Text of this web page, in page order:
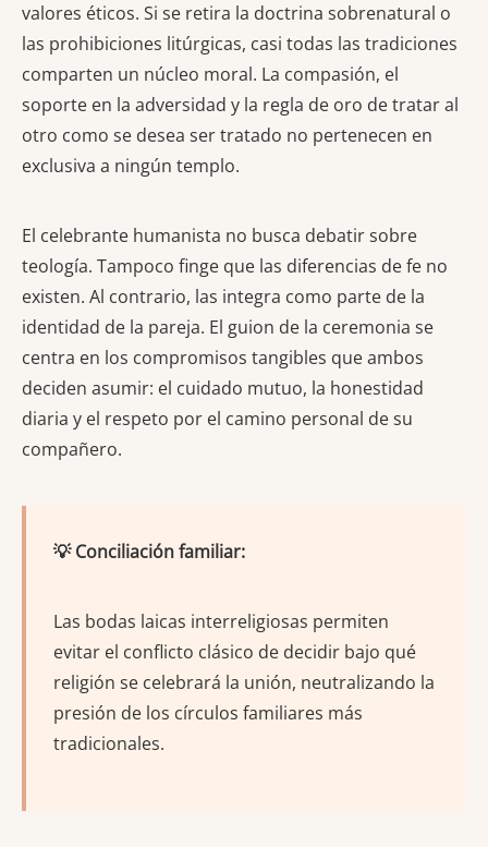
valores éticos. Si se retira la doctrina sobrenatural o
las prohibiciones litúrgicas, casi todas las tradiciones
comparten un núcleo moral. La compasión, el
soporte en la adversidad y la regla de oro de tratar al
otro como se desea ser tratado no pertenecen en
exclusiva a ningún templo.
El celebrante humanista no busca debatir sobre
teología. Tampoco finge que las diferencias de fe no
existen. Al contrario, las integra como parte de la
identidad de la pareja. El guion de la ceremonia se
centra en los compromisos tangibles que ambos
deciden asumir: el cuidado mutuo, la honestidad
diaria y el respeto por el camino personal de su
compañero.
💡 Conciliación familiar:
Las bodas laicas interreligiosas permiten
evitar el conflicto clásico de decidir bajo qué
religión se celebrará la unión, neutralizando la
presión de los círculos familiares más
tradicionales.